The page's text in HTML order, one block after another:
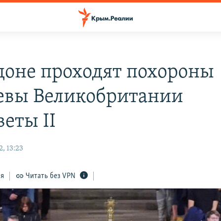
проходят похороны
Великобритании
II
13:23
Читать без VPN